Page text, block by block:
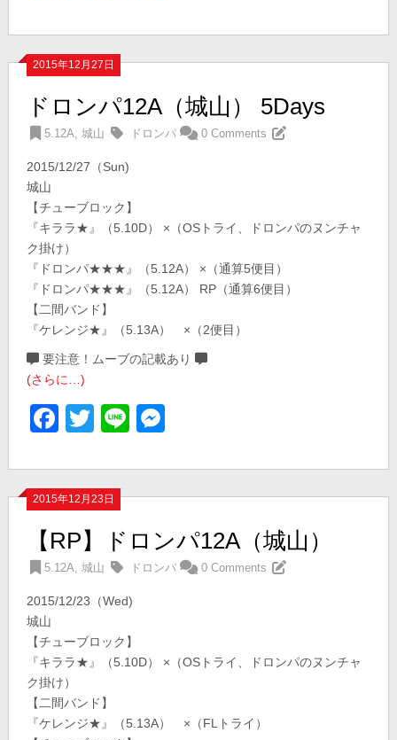
2015年12月27日
ドロンパ12A（城山） 5Days
5.12A,城山 ドロンパ 0 Comments
2015/12/27（Sun)
城山
【チューブロック】
『キララ★』（5.10D） ×（OSトライ、ドロンパのヌンチャ
ク掛け）
『ドロンパ★★★』（5.12A） ×（通算5便目）
『ドロンパ★★★』（5.12A） RP（通算6便目）
【二間バンド】
『ケレンジ★』（5.13A） ×（2便目）
要注意！ムーブの記載あり
(さらに…)
Facebook
Twitter
Line
2015年12月23日
【RP】ドロンパ12A（城山）
5.12A,城山 ドロンパ 0 Comments
2015/12/23（Wed)
城山
【チューブロック】
『キララ★』（5.10D） ×（OSトライ、ドロンパのヌンチャ
ク掛け）
【二間バンド】
『ケレンジ★』（5.13A） ×（FLトライ）